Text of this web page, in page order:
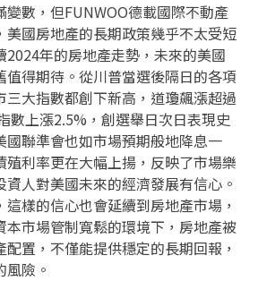
數，但FUNWOO德載國際不動產
美國房地產的長期政策幾乎不太受短
2024年的房地產走勢，未來的美國
值得期待。從川普當選後隔日的各項
三大指數都創下新高，道瓊飆漲超過
數上漲2.5%，創選舉日次日表現史
國聯準會也如市場預期般地降息一
殖利率更在大幅上揚，反映了市場樂
人對美國未來的經濟發展有信心。
樣的信心也會延續到房地產市場，
本市場管制寬鬆的環境下，房地產被
置，不僅能提供穩定的長期回報，
險。